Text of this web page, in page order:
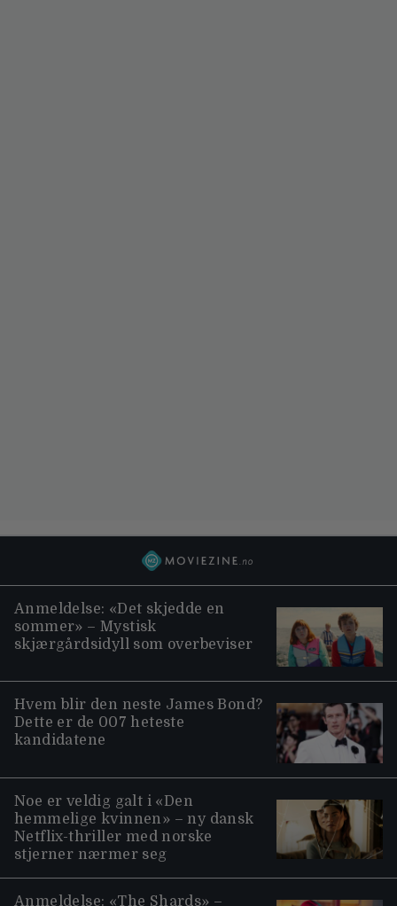
Anmeldelse: «Det skjedde en
sommer» – Mystisk
skjærgårdsidyll som overbeviser
Hvem blir den neste James Bond?
Dette er de 007 heteste
kandidatene
Noe er veldig galt i «Den
hemmelige kvinnen» – ny dansk
Netflix-thriller med norske
stjerner nærmer seg
Anmeldelse: «The Shards» –